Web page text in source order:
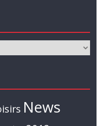
News